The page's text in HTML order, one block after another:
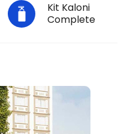
Kit Kaloni
Complete